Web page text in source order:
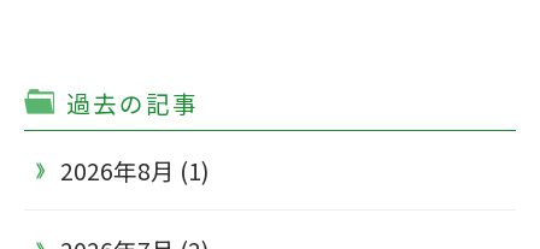
過去の記事
2026年8月 (1)